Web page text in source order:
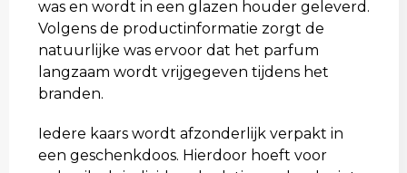
was en wordt in een glazen houder geleverd.
Volgens de productinformatie zorgt de
natuurlijke was ervoor dat het parfum
langzaam wordt vrijgegeven tijdens het
branden.
Iedere kaars wordt afzonderlijk verpakt in
een geschenkdoos. Hierdoor hoeft voor